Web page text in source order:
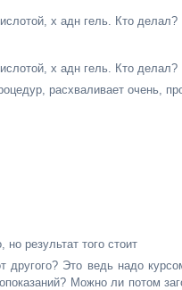
х адн гель. Кто делал?
х адн гель. Кто делал?
расхваливает очень,
результат того стоит
Это ведь надо
Можно ли потом